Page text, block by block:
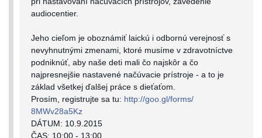
audiocentier.
Jeho cieľom je oboznámiť laickú i odbornú verejnosť s
nevyhnutnými zmenami, ktoré musíme v zdravotníctve
podniknúť, aby naše deti mali čo najskôr a čo
najpresnejšie nastavené načúvacie prístroje - a to je
základ všetkej ďalšej práce s dieťaťom.
Prosím, registrujte sa tu: http://goo.gl/forms/
8MWv28a5Kz
DÁTUM: 10.9.2015
ČAS: 10:00 - 13:00